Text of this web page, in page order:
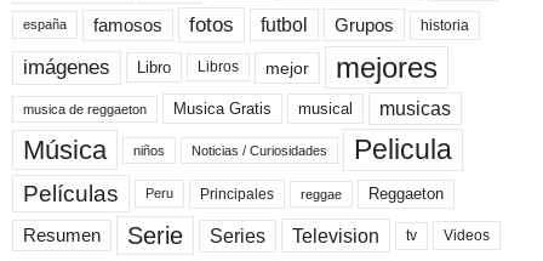
españa famosos fotos futbol Grupos historia
imágenes Libro Libros mejor mejores
musica de reggaeton Musica Gratis musical musicas
Música niños Noticias / Curiosidades Pelicula
Películas Peru Principales reggae Reggaeton
Resumen Serie Series Television tv Videos